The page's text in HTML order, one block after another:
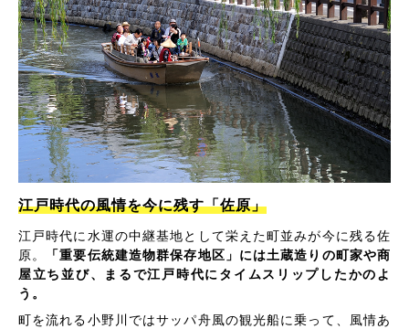
江戸時代の風情を今に残す「佐原」
江戸時代に水運の中継基地として栄えた町並みが今に残る佐
原。
「重要伝統建造物群保存地区」には土蔵造りの町家や商
屋立ち並び、まるで江戸時代にタイムスリップしたかのよ
う。
町を流れる小野川ではサッパ舟風の観光船に乗って、風情あ